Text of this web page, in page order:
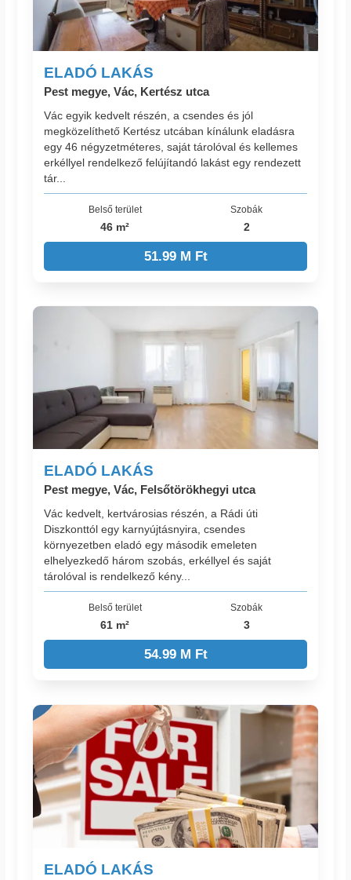
ELADÓ LAKÁS
Pest megye, Vác, Kertész utca
Vác egyik kedvelt részén, a csendes és jól
megközelíthető Kertész utcában kínálunk eladásra
egy 46 négyzetméteres, saját tárolóval és kellemes
erkéllyel rendelkező felújítandó lakást egy rendezett
tár...
Belső terület
46 m²
Szobák
2
51.99 M Ft
ELADÓ LAKÁS
Pest megye, Vác, Felsőtörökhegyi utca
Vác kedvelt, kertvárosias részén, a Rádi úti
Diszkonttól egy karnyújtásnyira, csendes
környezetben eladó egy második emeleten
elhelyezkedő három szobás, erkéllyel és saját
tárolóval is rendelkező kény...
Belső terület
61 m²
Szobák
3
54.99 M Ft
ELADÓ LAKÁS